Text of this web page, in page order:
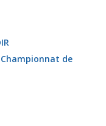
Championnat de